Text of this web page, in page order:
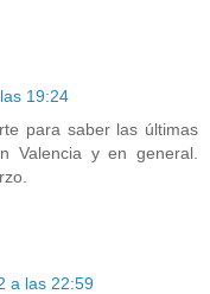
19:24
para saber las últimas
Valencia y en general.
a las 22:59